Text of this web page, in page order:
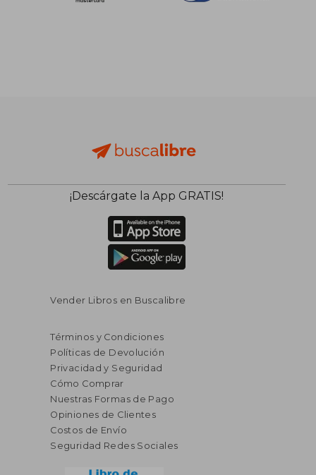
¡Descárgate la App GRATIS!
Vender Libros en Buscalibre
Términos y Condiciones
Políticas de Devolución
Privacidad y Seguridad
Cómo Comprar
Nuestras Formas de Pago
Opiniones de Clientes
Costos de Envío
Seguridad Redes Sociales